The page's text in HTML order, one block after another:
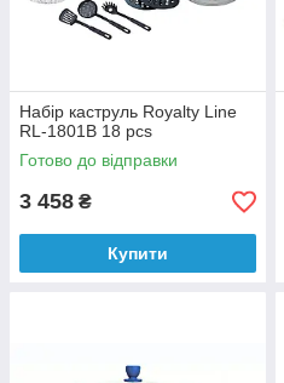
Набір каструль Royalty Line
RL-1801B 18 pcs
Готово до відправки
3 458 ₴
Купити